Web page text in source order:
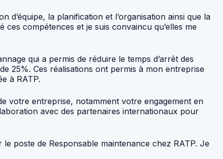
la planification et l’organisation ainsi que la
compétences et je suis convaincu qu’elles me
qui a permis de réduire le temps d’arrêt des
25%. Ces réalisations ont permis à mon entreprise
à RATP.
votre entreprise, notamment votre engagement en
avec des partenaires internationaux pour
poste de Responsable maintenance chez RATP. Je